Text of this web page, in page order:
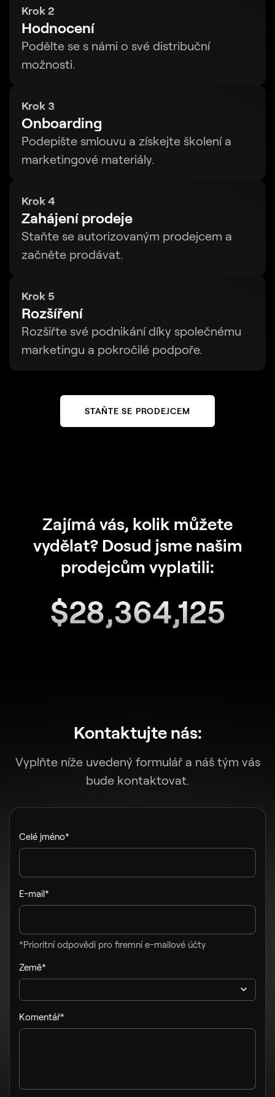
Krok 2
Hodnocení
Podělte se s námi o své distribuční
možnosti.
Krok 3
Onboarding
Podepište smlouvu a získejte školení a
marketingové materiály.
Krok 4
Zahájení prodeje
Staňte se autorizovaným prodejcem a
začněte prodávat.
Krok 5
Rozšíření
Rozšiřte své podnikání díky společnému
marketingu a pokročilé podpoře.
STAŇTE SE PRODEJCEM
Zajímá vás, kolik můžete
vydělat? Dosud jsme našim
prodejcům vyplatili:
$28,364,125
Kontaktujte nás:
Vyplňte níže uvedený formulář a náš tým vás
bude kontaktovat.
Celé jméno*
E-mail*
*Prioritní odpovědi pro firemní e-mailové účty
Země*
Komentář*